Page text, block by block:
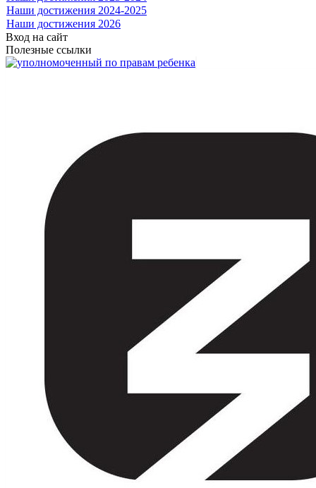
Наши достижения 2024-2025
Наши достижения 2026
Вход на сайт
Полезные ссылки